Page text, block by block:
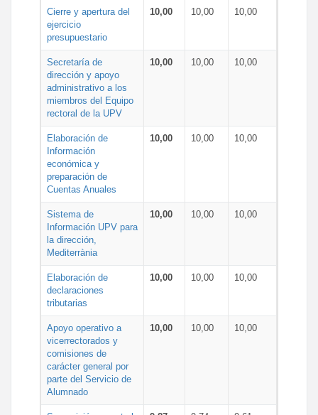
Cierre y apertura del
ejercicio
presupuestario
10,00 10,00 10,00
Secretaría de
dirección y apoyo
administrativo a los
miembros del Equipo
rectoral de la UPV
10,00 10,00 10,00
Elaboración de
Información
económica y
preparación de
Cuentas Anuales
10,00 10,00 10,00
Sistema de
Información UPV para
la dirección,
Mediterrània
10,00 10,00 10,00
Elaboración de
declaraciones
tributarias
10,00 10,00 10,00
Apoyo operativo a
vicerrectorados y
comisiones de
carácter general por
parte del Servicio de
Alumnado
10,00 10,00 10,00